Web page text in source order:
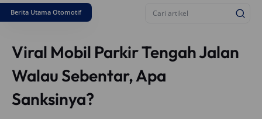
Berita Utama Otomotif
Viral Mobil Parkir Tengah Jalan
Walau Sebentar, Apa
Sanksinya?